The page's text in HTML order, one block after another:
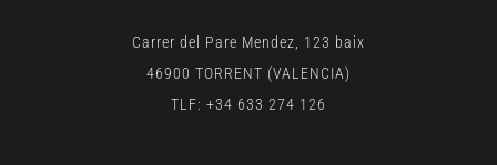
Carrer del Pare Mendez, 123 baix
46900 TORRENT (VALENCIA)
TLF: +34 633 274 126